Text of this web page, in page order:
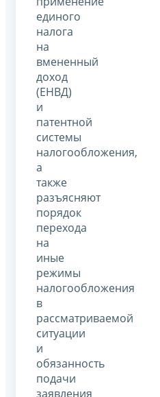
единого
налога
на
вмененный
доход
(ЕНВД)
и
патентной
системы
налогообложения,
а
также
разъясняют
порядок
перехода
на
иные
режимы
налогообложения
в
рассматриваемой
ситуации
и
обязанность
подачи
заявления